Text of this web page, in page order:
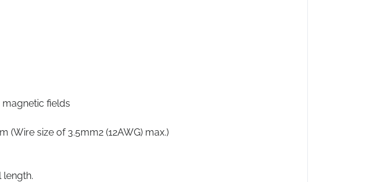
fields
size of 3.5mm2 (12AWG) max.)
length.